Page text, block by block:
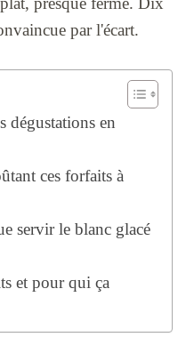
par l'écart.
dégustations en
ces forfaits à
servir le blanc glacé
et pour qui ça